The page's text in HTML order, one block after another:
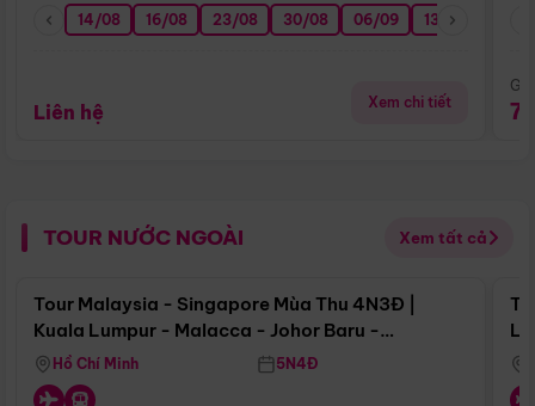
14/08 16/08 23/08 30/08 06/09 13/09
Liên hệ Xem chi tiết
TOUR NƯỚC NGOÀI Xem tất cả
Điểm nổi bật
Tour Malaysia - Singapore Mùa Thu 4N3Đ |
Kuala Lumpur - Malacca - Johor Baru -
Singapore
Hồ Chí Minh 5N4Đ